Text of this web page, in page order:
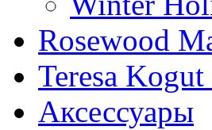
Rosewood
Teresa
Аксессуары